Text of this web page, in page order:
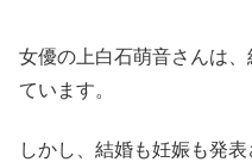
女優の上白石萌音さんは
ています。
しかし、結婚も妊娠も発表